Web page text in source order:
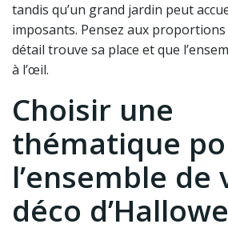
tandis qu’un grand jardin peut
imposants. Pensez aux
détail trouve sa place et que
à l’œil.
Choisir une
thématique
l’ensemble de
déco